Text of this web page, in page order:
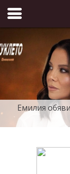
Folk.bg
Емилия